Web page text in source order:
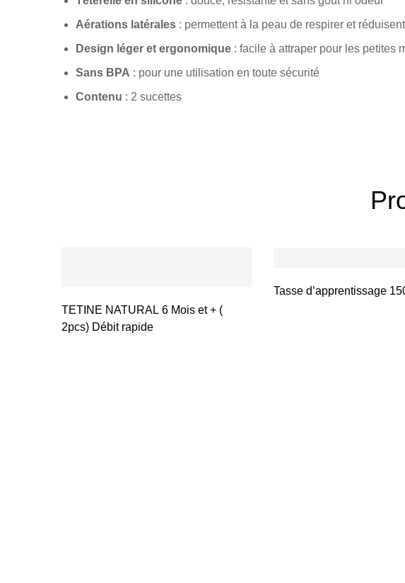
Aérations latérales : permettent à la peau de respirer et
Design léger et ergonomique : facile à attraper pour les petites
Sans BPA : pour une utilisation en toute sécurité
Contenu : 2 sucettes
TETINE NATURAL 6 Mois et + (
2pcs) Débit rapide
Tasse d’apprentissage